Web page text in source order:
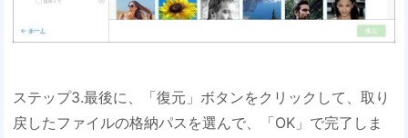
ステップ3.最後に、「復元」ボタンをクリックして、取り
戻したファイルの格納パスを選んで、「OK」で完了しま